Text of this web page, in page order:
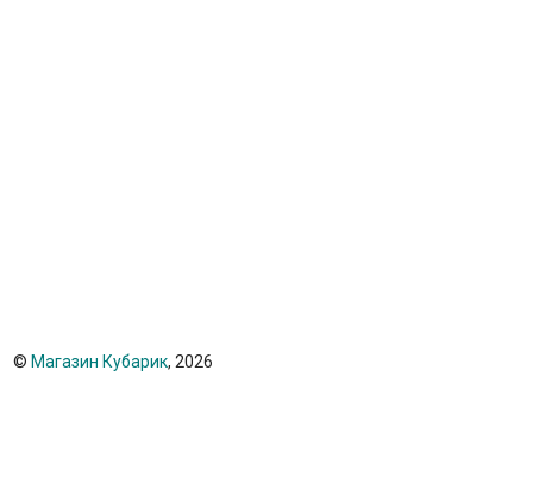
© Магазин Кубарик, 2026